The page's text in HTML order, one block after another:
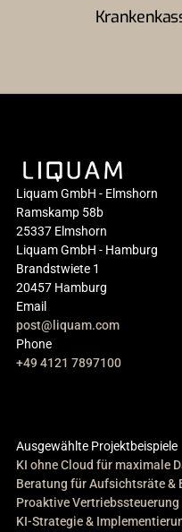
Liquam GmbH - Elmshorn
Ramskamp 58b
25337 Elmshorn
Liquam GmbH - Hamburg
Brandstwiete 1
20457 Hamburg
Email
post@liquam.com
Phone
+49 4121 7897100
Ausgewählte Projektbeispiele
KI ohne Cloud für maximale
Beratung für Aufsichtsräte &
Proaktive
KI-Strategie &